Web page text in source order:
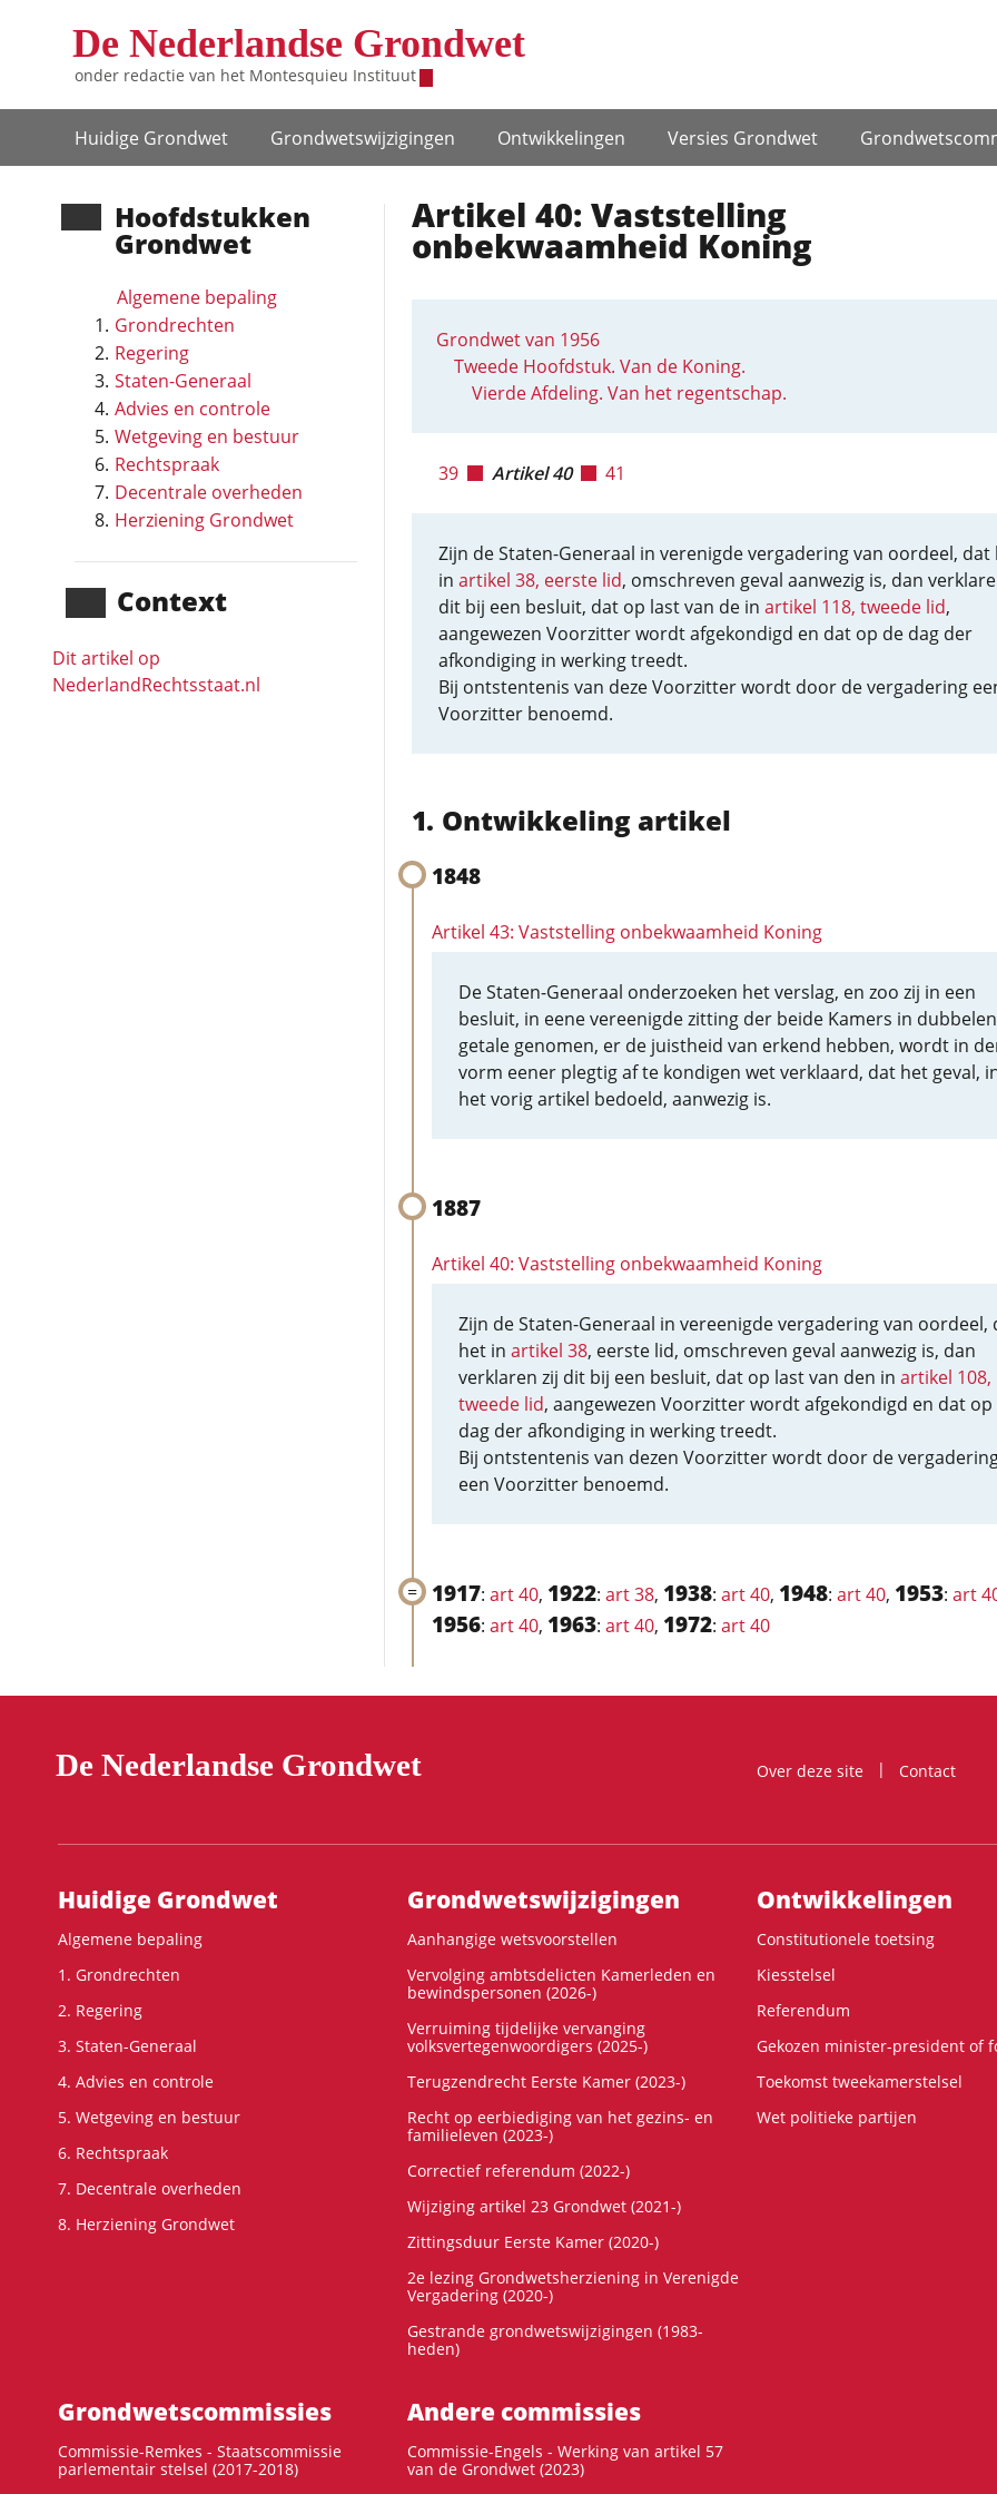
De Nederlandse Grondwet
onder redactie van het Montesquieu Instituut
Hoofdnavigatie
Huidige Grondwet Grondwets­wijzigingen Ontwikke­lingen Versies Grondwet
Hoofd­stukken
Grondwet
Algemene bepaling
Grondrechten
Regering
Staten-Generaal
Advies en controle
Wetgeving en bestuur
Rechtspraak
Decentrale overheden
Herziening Grondwet
Context
Dit artikel op
NederlandRechts­staat.nl
Artikel 40: Vaststelling
onbekwaamheid Koning
Grondwet van 1956
Tweede Hoofdstuk. Van de Koning.
Vierde Afdeling. Van het regentschap.
39 Artikel 40 41
Zijn de Staten-Generaal in verenigde vergadering van oordeel, dat
in artikel 38, eerste lid, omschreven geval aanwezig is, dan
dit bij een besluit, dat op last van de in artikel 118, tweede lid,
aangewezen Voorzitter wordt afgekondigd en dat op de dag der
afkondiging in werking treedt.
Bij ontstentenis van deze Voorzitter wordt door de vergadering
Voorzitter benoemd.
Ontwikkeling artikel
1848
Artikel 43: Vaststelling onbekwaamheid Koning
De Staten-Generaal onderzoeken het verslag, en zoo zij in een
besluit, in eene vereenigde zitting der beide Kamers in dubbelen
getale genomen, er de juistheid van erkend hebben, wordt in
vorm eener plegtig af te kondigen wet verklaard, dat het geval,
het vorig artikel bedoeld, aanwezig is.
1887
Artikel 40: Vaststelling onbekwaamheid Koning
Zijn de Staten-Generaal in vereenigde vergadering van oordeel,
het in artikel 38, eerste lid, omschreven geval aanwezig is, dan
verklaren zij dit bij een besluit, dat op last van den in artikel 108,
tweede lid, aangewezen Voorzitter wordt afgekondigd en dat op
dag der afkondiging in werking treedt.
Bij ontstentenis van dezen Voorzitter wordt door de
een Voorzitter benoemd.
1917: art 40, 1922: art 38, 1938: art 40, 1948: art 40, 1953: art
1956: art 40, 1963: art 40, 1972: art 40
De Nederlandse Grondwet Over deze site
Contact
Hoofdnavigatie
Huidige Grondwet
Algemene bepaling
1. Grondrechten
2. Regering
3. Staten-Generaal
4. Advies en controle
5. Wetgeving en bestuur
6. Rechtspraak
7. Decentrale overheden
8. Herziening Grondwet
Grondwets­wijzigingen
Aanhangige wetsvoorstellen
Vervolging ambtsdelicten Kamerleden en
bewindspersonen (2026-)
Verruiming tijdelijke vervanging
volksvertegenwoordigers (2025-)
Terugzendrecht Eerste Kamer (2023-)
Recht op eerbiediging van het gezins- en
familieleven (2023-)
Correctief referendum (2022-)
Wijziging artikel 23 Grondwet (2021-)
Zittingsduur Eerste Kamer (2020-)
2e lezing Grondwetsherziening in Verenigde
Vergadering (2020-)
Gestrande grondwetswijzigingen (1983-
heden)
Ontwikke­lingen
Constitutionele toetsing
Kiesstelsel
Referendum
Gekozen minister-president of
Toekomst tweekamerstelsel
Wet politieke partijen
Grondwets­commissies
Commissie-Remkes - Staatscommissie
parlementair stelsel (2017-2018)
Andere commissies
Commissie-Engels - Werking van artikel 57
van de Grondwet (2023)